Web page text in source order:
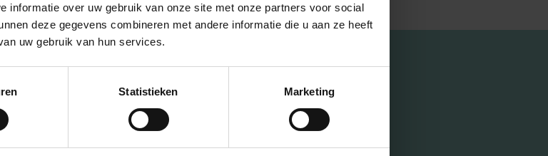
informatie over uw gebruik van onze site met onze partners voor social
deze gegevens combineren met andere informatie die u aan ze heeft
uw gebruik van hun services.
Statistieken Marketing